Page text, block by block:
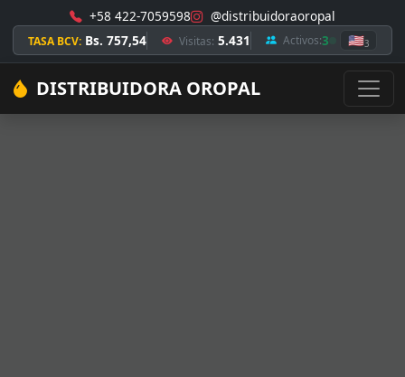
+58 422-7059598 @distribuidoraoropal
TASA BCV: Bs. 757,54 Visitas: 5.431 Activos:3 🇺🇸3
DISTRIBUIDORA OROPAL